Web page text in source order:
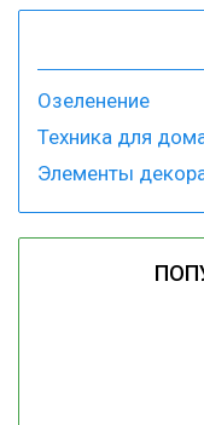
Озеленение
Техника для
Элементы